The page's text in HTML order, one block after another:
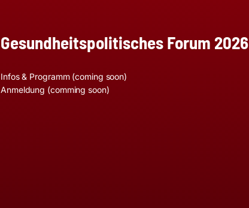
Gesundheitspolitisches Forum 2026
Infos & Programm (coming soon)
Anmeldung (comming soon)